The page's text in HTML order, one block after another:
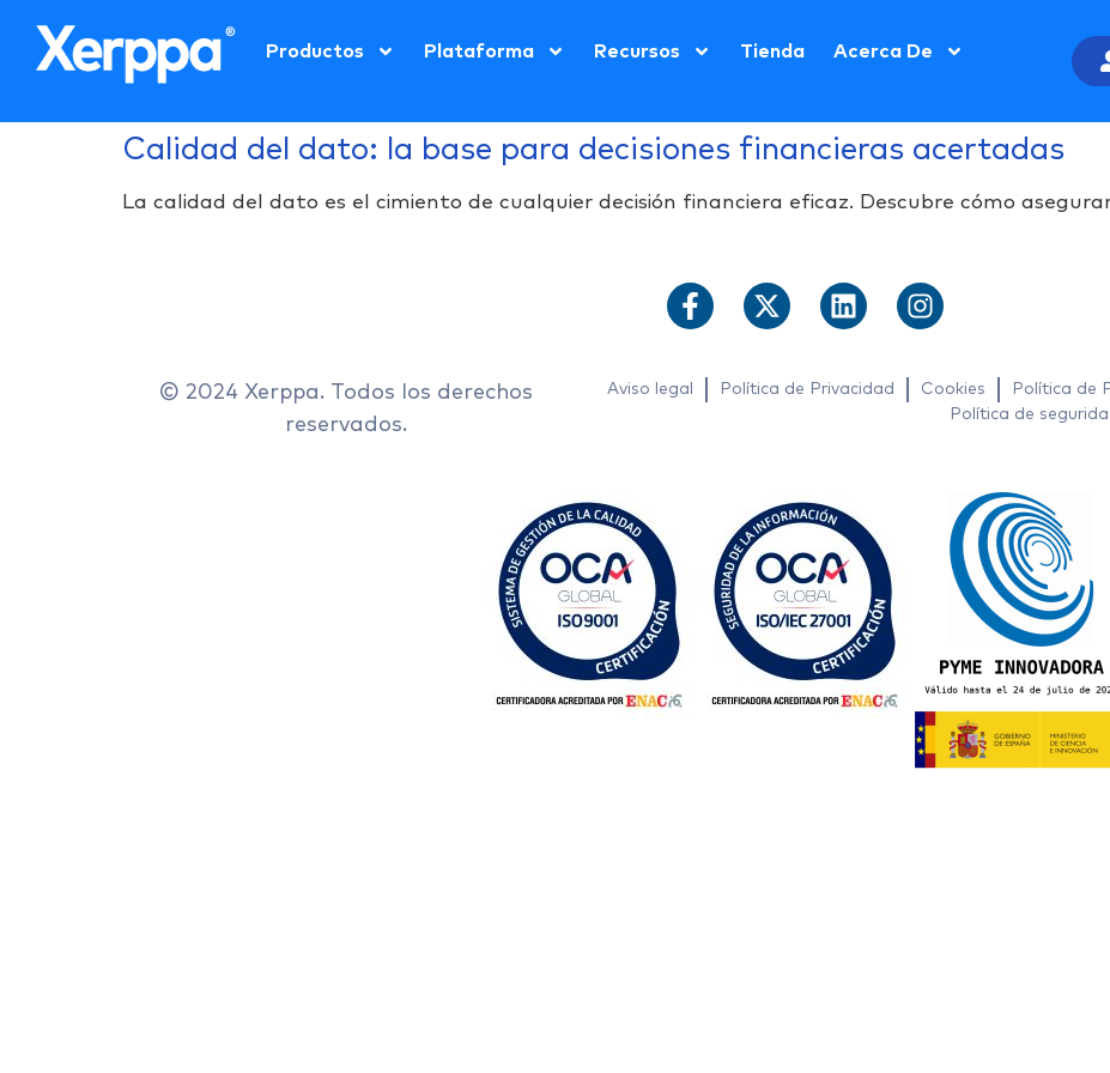
Productos Plataforma Recursos Tienda Acerca De
Calidad del dato: la base para decisiones financieras acertadas
La calidad del dato es el cimiento de cualquier decisión financiera eficaz. Descubre cómo
© 2024 Xerppa. Todos los derechos
reservados.
Aviso legal Política de Privacidad Cookies Política de
Política de